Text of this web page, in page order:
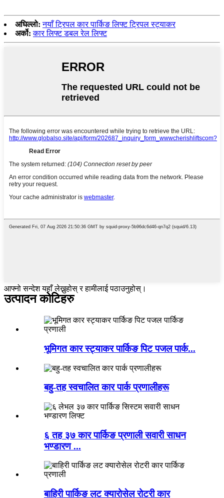
अघिल्लो: नयाँ ट्रिपल कार पार्किङ लिफ्ट ट्रिपल स्ट्याकर
अर्को: कार लिफ्ट डबल रेल लिफ्ट
आफ्नो सन्देश यहाँ लेख्नुहोस् र हामीलाई पठाउनुहोस्।
उत्पादन कोटिहरु
भूमिगत कार स्ट्याकर पार्किङ पिट पजल पार्क...
बहु-तह स्वचालित कार पार्क प्रणालीहरू
६ तह ३७ कार पार्किङ प्रणाली सवारी साधन
भण्डारण ...
बाहिरी पार्किङ लट क्यारोसेल रोटरी कार